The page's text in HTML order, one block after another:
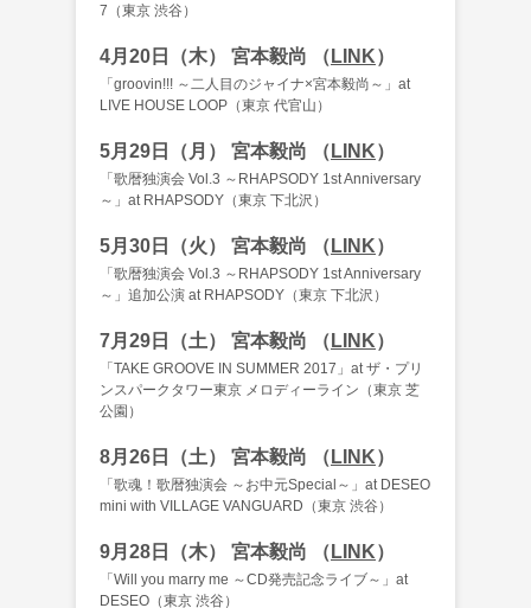
7（東京 渋谷）
4月20日（木） 宮本毅尚 （ LINK）
「groovin!!! ～二人目のジャイナ×宮本毅尚～」at
LIVE HOUSE LOOP（東京 代官山）
5月29日（月） 宮本毅尚 （ LINK）
「歌暦独演会 Vol.3 ～RHAPSODY 1st Anniversary
～」at RHAPSODY（東京 下北沢）
5月30日（火） 宮本毅尚 （ LINK）
「歌暦独演会 Vol.3 ～RHAPSODY 1st Anniversary
～」追加公演 at RHAPSODY（東京 下北沢）
7月29日（土） 宮本毅尚 （ LINK）
「TAKE GROOVE IN SUMMER 2017」at ザ・プリ
ンスパークタワー東京 メロディーライン（東京 芝
公園）
8月26日（土） 宮本毅尚 （ LINK）
「歌魂！歌暦独演会 ～お中元Special～」at DESEO
mini with VILLAGE VANGUARD（東京 渋谷）
9月28日（木） 宮本毅尚 （ LINK）
「Will you marry me ～CD発売記念ライブ～」at
DESEO（東京 渋谷）